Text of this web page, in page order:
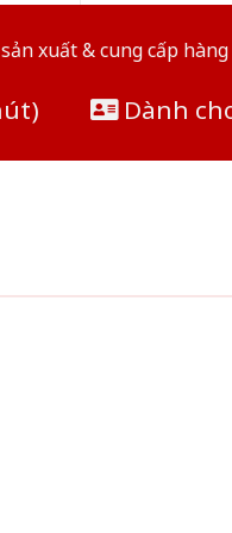
xuất & cung cấp
Dành